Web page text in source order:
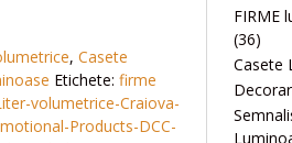
, Casete
Etichete: firme
volumetrice-Craiova-
Products-DCC-
FIRME
(36)
Casete